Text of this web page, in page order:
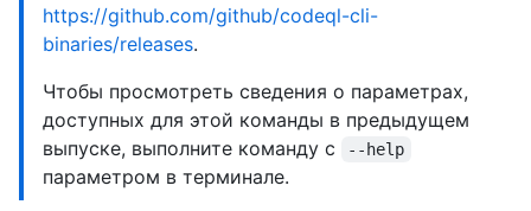
https://github.com/github/codeql-cli-
binaries/releases.
Чтобы просмотреть сведения о параметрах,
доступных для этой команды в предыдущем
выпуске, выполните команду с
--help
параметром в терминале.